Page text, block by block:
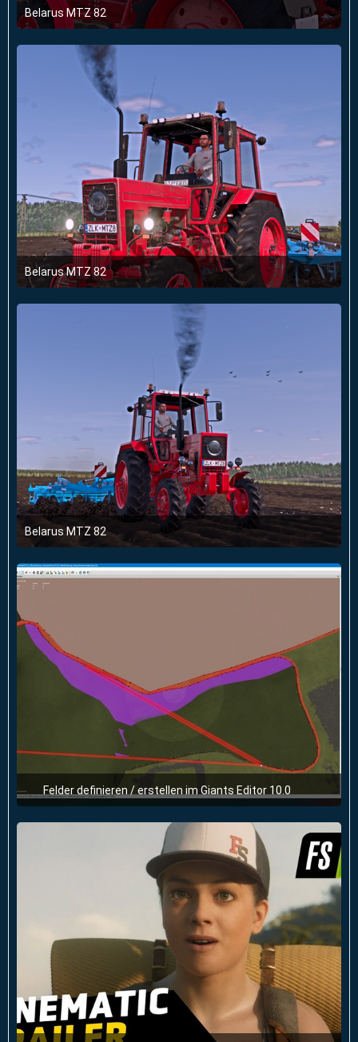
Belarus MTZ 82
3. Oktober 2025 um 17:32
1
Belarus MTZ 82
3. Oktober 2025 um 17:32
1
Belarus MTZ 82
3. Oktober 2025 um 17:32
3
Felder definieren / erstellen im Giants Editor 10.0
15. Dezember 2024 um 09:38
1